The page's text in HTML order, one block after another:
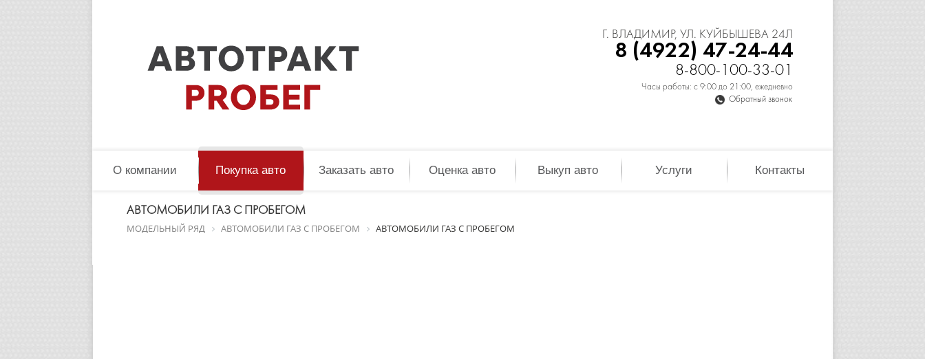
Г. ВЛАДИМИР, УЛ. КУЙБЫШЕВА 24Л
8 (4922) 47-24-44
8-800-100-33-01
Часы работы: с 9:00 до 21:00, ежедневно
Обратный звонок
О компании Покупка авто Заказать авто Оценка авто Выкуп авто Услуги Контакты
АВТОМОБИЛИ ГАЗ C ПРОБЕГОМ
МОДЕЛЬНЫЙ РЯД АВТОМОБИЛИ ГАЗ C ПРОБЕГОМ АВТОМОБИЛИ ГАЗ C ПРОБЕГОМ